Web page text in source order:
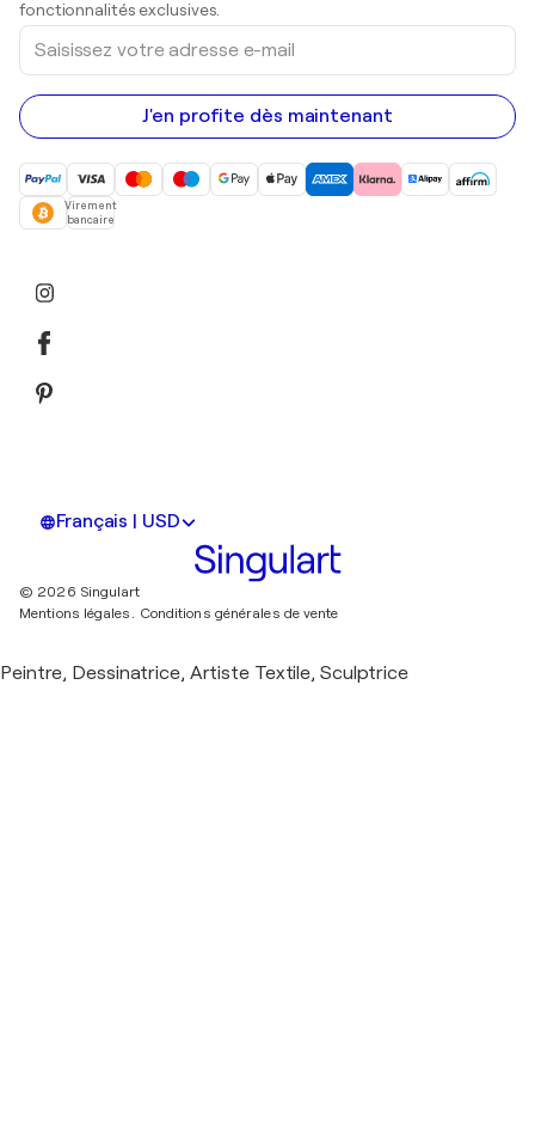
fonctionnalités exclusives.
Saisissez
votre
adresse
e-
mail
J'en profite dès maintenant
Virement
bancaire
Français | USD
© 2026 Singulart
Mentions légales. Conditions générales de vente
Peintre, Dessinatrice, Artiste Textile, Sculptrice